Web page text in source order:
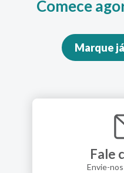
Comece
Marque
Fale
Envie-